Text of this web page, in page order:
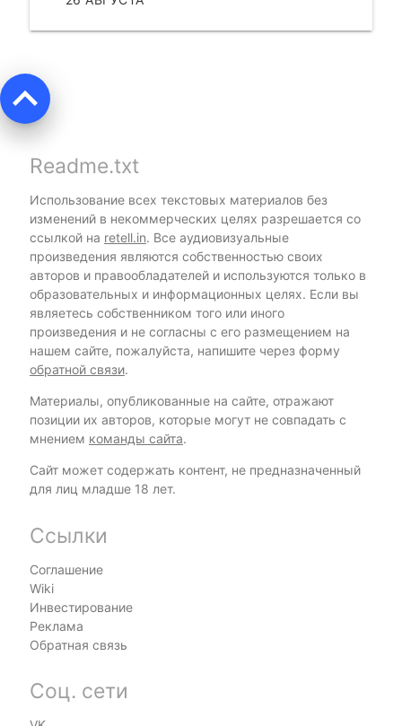
keyboard_arrow_up
Readme.txt
Использование всех текстовых материалов без
изменений в некоммерческих целях разрешается со
ссылкой на retell.in. Все аудиовизуальные
произведения являются собственностью своих
авторов и правообладателей и используются только в
образовательных и информационных целях. Если вы
являетесь собственником того или иного
произведения и не согласны с его размещением на
нашем сайте, пожалуйста, напишите через форму
обратной связи.
Материалы, опубликованные на сайте, отражают
позиции их авторов, которые могут не совпадать с
мнением команды сайта.
Сайт может содержать контент, не предназначенный
для лиц младше 18 лет.
Ссылки
Соглашение
Wiki
Инвестирование
Реклама
Обратная связь
Соц. сети